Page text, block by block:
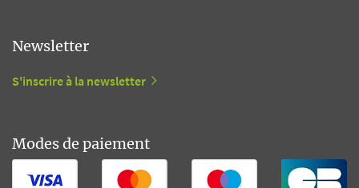
Newsletter
S'inscrire à la newsletter
Modes de paiement